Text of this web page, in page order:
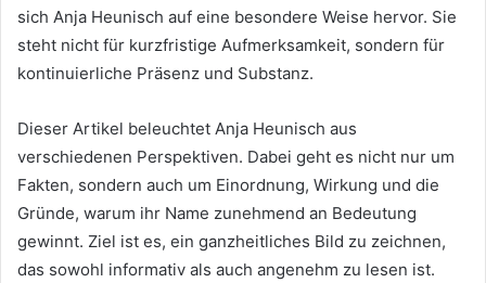
sich Anja Heunisch auf eine besondere Weise hervor. Sie
steht nicht für kurzfristige Aufmerksamkeit, sondern für
kontinuierliche Präsenz und Substanz.
Dieser Artikel beleuchtet Anja Heunisch aus
verschiedenen Perspektiven. Dabei geht es nicht nur um
Fakten, sondern auch um Einordnung, Wirkung und die
Gründe, warum ihr Name zunehmend an Bedeutung
gewinnt. Ziel ist es, ein ganzheitliches Bild zu zeichnen,
das sowohl informativ als auch angenehm zu lesen ist.